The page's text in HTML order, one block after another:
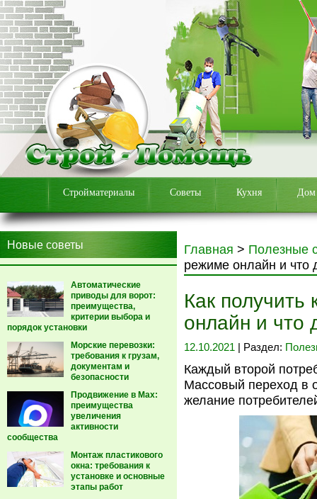
Стройматериалы Советы Кухня Дом
Новые советы
Автоматические
приводы для ворот:
преимущества,
критерии выбора и
порядок установки
Морские перевозки:
требования к грузам,
документам и
безопасности
Продвижение в Max:
преимущества
увеличения
активности
сообщества
Монтаж пластикового
окна: требования к
установке и основные
этапы работ
Главная > Полезные
режиме онлайн и что
Как получить
онлайн и что
12.10.2021 | Раздел:
Каждый второй
Массовый переход в
желание